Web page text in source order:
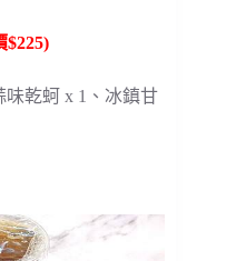
$225)
味乾蚵 x 1、冰鎮甘